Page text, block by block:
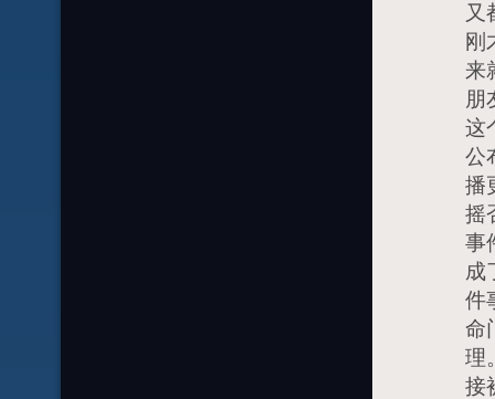
又
刚
来
朋
这
公
播
摇
事
成
件
命
理
接